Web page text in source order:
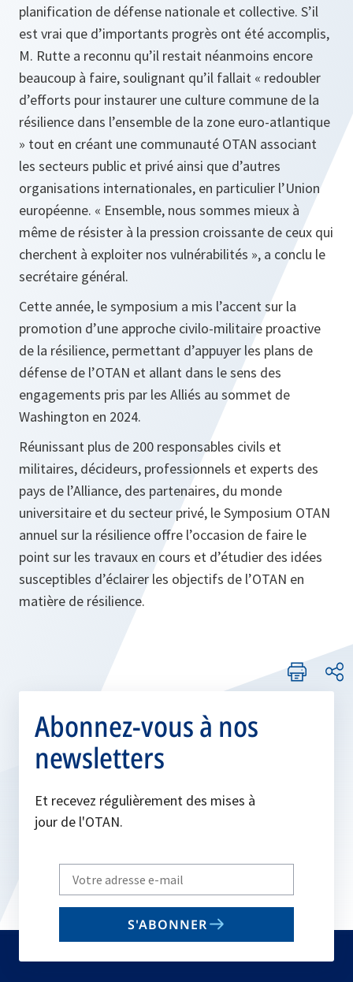
planification de défense nationale et collective. S’il
est vrai que d’importants progrès ont été accomplis,
M. Rutte a reconnu qu’il restait néanmoins encore
beaucoup à faire, soulignant qu’il fallait « redoubler
d’efforts pour instaurer une culture commune de la
résilience dans l’ensemble de la zone euro-atlantique
» tout en créant une communauté OTAN associant
les secteurs public et privé ainsi que d’autres
organisations internationales, en particulier l’Union
européenne. « Ensemble, nous sommes mieux à
même de résister à la pression croissante de ceux qui
cherchent à exploiter nos vulnérabilités », a conclu le
secrétaire général.
Cette année, le symposium a mis l’accent sur la
promotion d’une approche civilo-militaire proactive
de la résilience, permettant d’appuyer les plans de
défense de l’OTAN et allant dans le sens des
engagements pris par les Alliés au sommet de
Washington en 2024.
Réunissant plus de 200 responsables civils et
militaires, décideurs, professionnels et experts des
pays de l’Alliance, des partenaires, du monde
universitaire et du secteur privé, le Symposium OTAN
annuel sur la résilience offre l’occasion de faire le
point sur les travaux en cours et d’étudier des idées
susceptibles d’éclairer les objectifs de l’OTAN en
matière de résilience.
Abonnez-vous à nos
newsletters
Et recevez régulièrement des mises à
jour de l'OTAN.
Write
your
email
S'ABONNER